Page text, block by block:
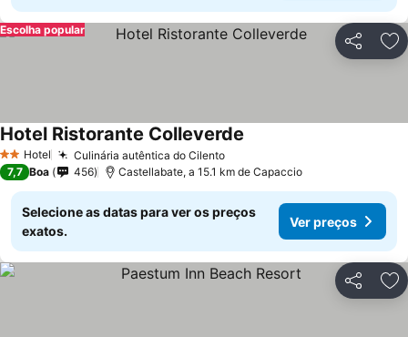
Partilhar
Escolha popular
2 Estrelas
Hotel Culinária autêntica do Cilento
Hotel Ristorante Colleverde
7,7 Boa 456 Castellabate, a 15.1 km de Capaccio
Selecione as datas para ver os preços
exatos.
Ver preços
Partilhar